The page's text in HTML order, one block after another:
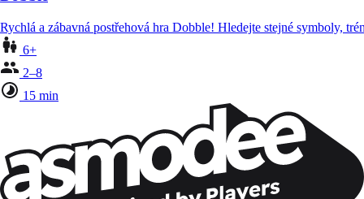
Rychlá a zábavná postřehová hra Dobble! Hledejte stejné symboly,
6+
2–8
15 min
Zůstaňte v kontaktu!